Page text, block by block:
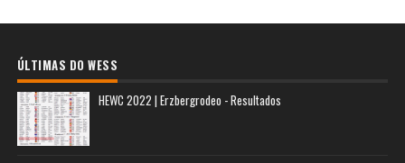
ÚLTIMAS DO WESS
HEWC 2022 | Erzbergrodeo - Resultados